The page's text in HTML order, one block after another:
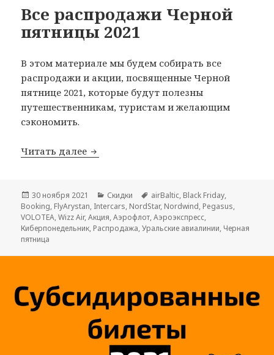
Все распродажи Черной
пятницы 2021
В этом материале мы будем собирать все
распродажи и акции, посвященные Черной
пятнице 2021, которые будут полезны
путешественникам, туристам и желающим
сэкономить.
Читать далее Все распродажи Черной пятницы 2021
Опубликовано
30 ноября 2021 Рубрики
Скидки Метки
airBaltic, Black Friday,
Booking, FlyArystan, Intercars, NordStar, Nordwind, Pegasus,
VOLOTEA,Wizz Air,Акция,Аэрофлот,Аэроэкспресс,
Киберпонедельник, Распродажа,Уральские авиалинии, Черная
пятница